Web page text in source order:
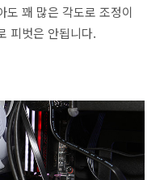
도 꽤 많은 각도로 조정이
피벗은 안됩니다.